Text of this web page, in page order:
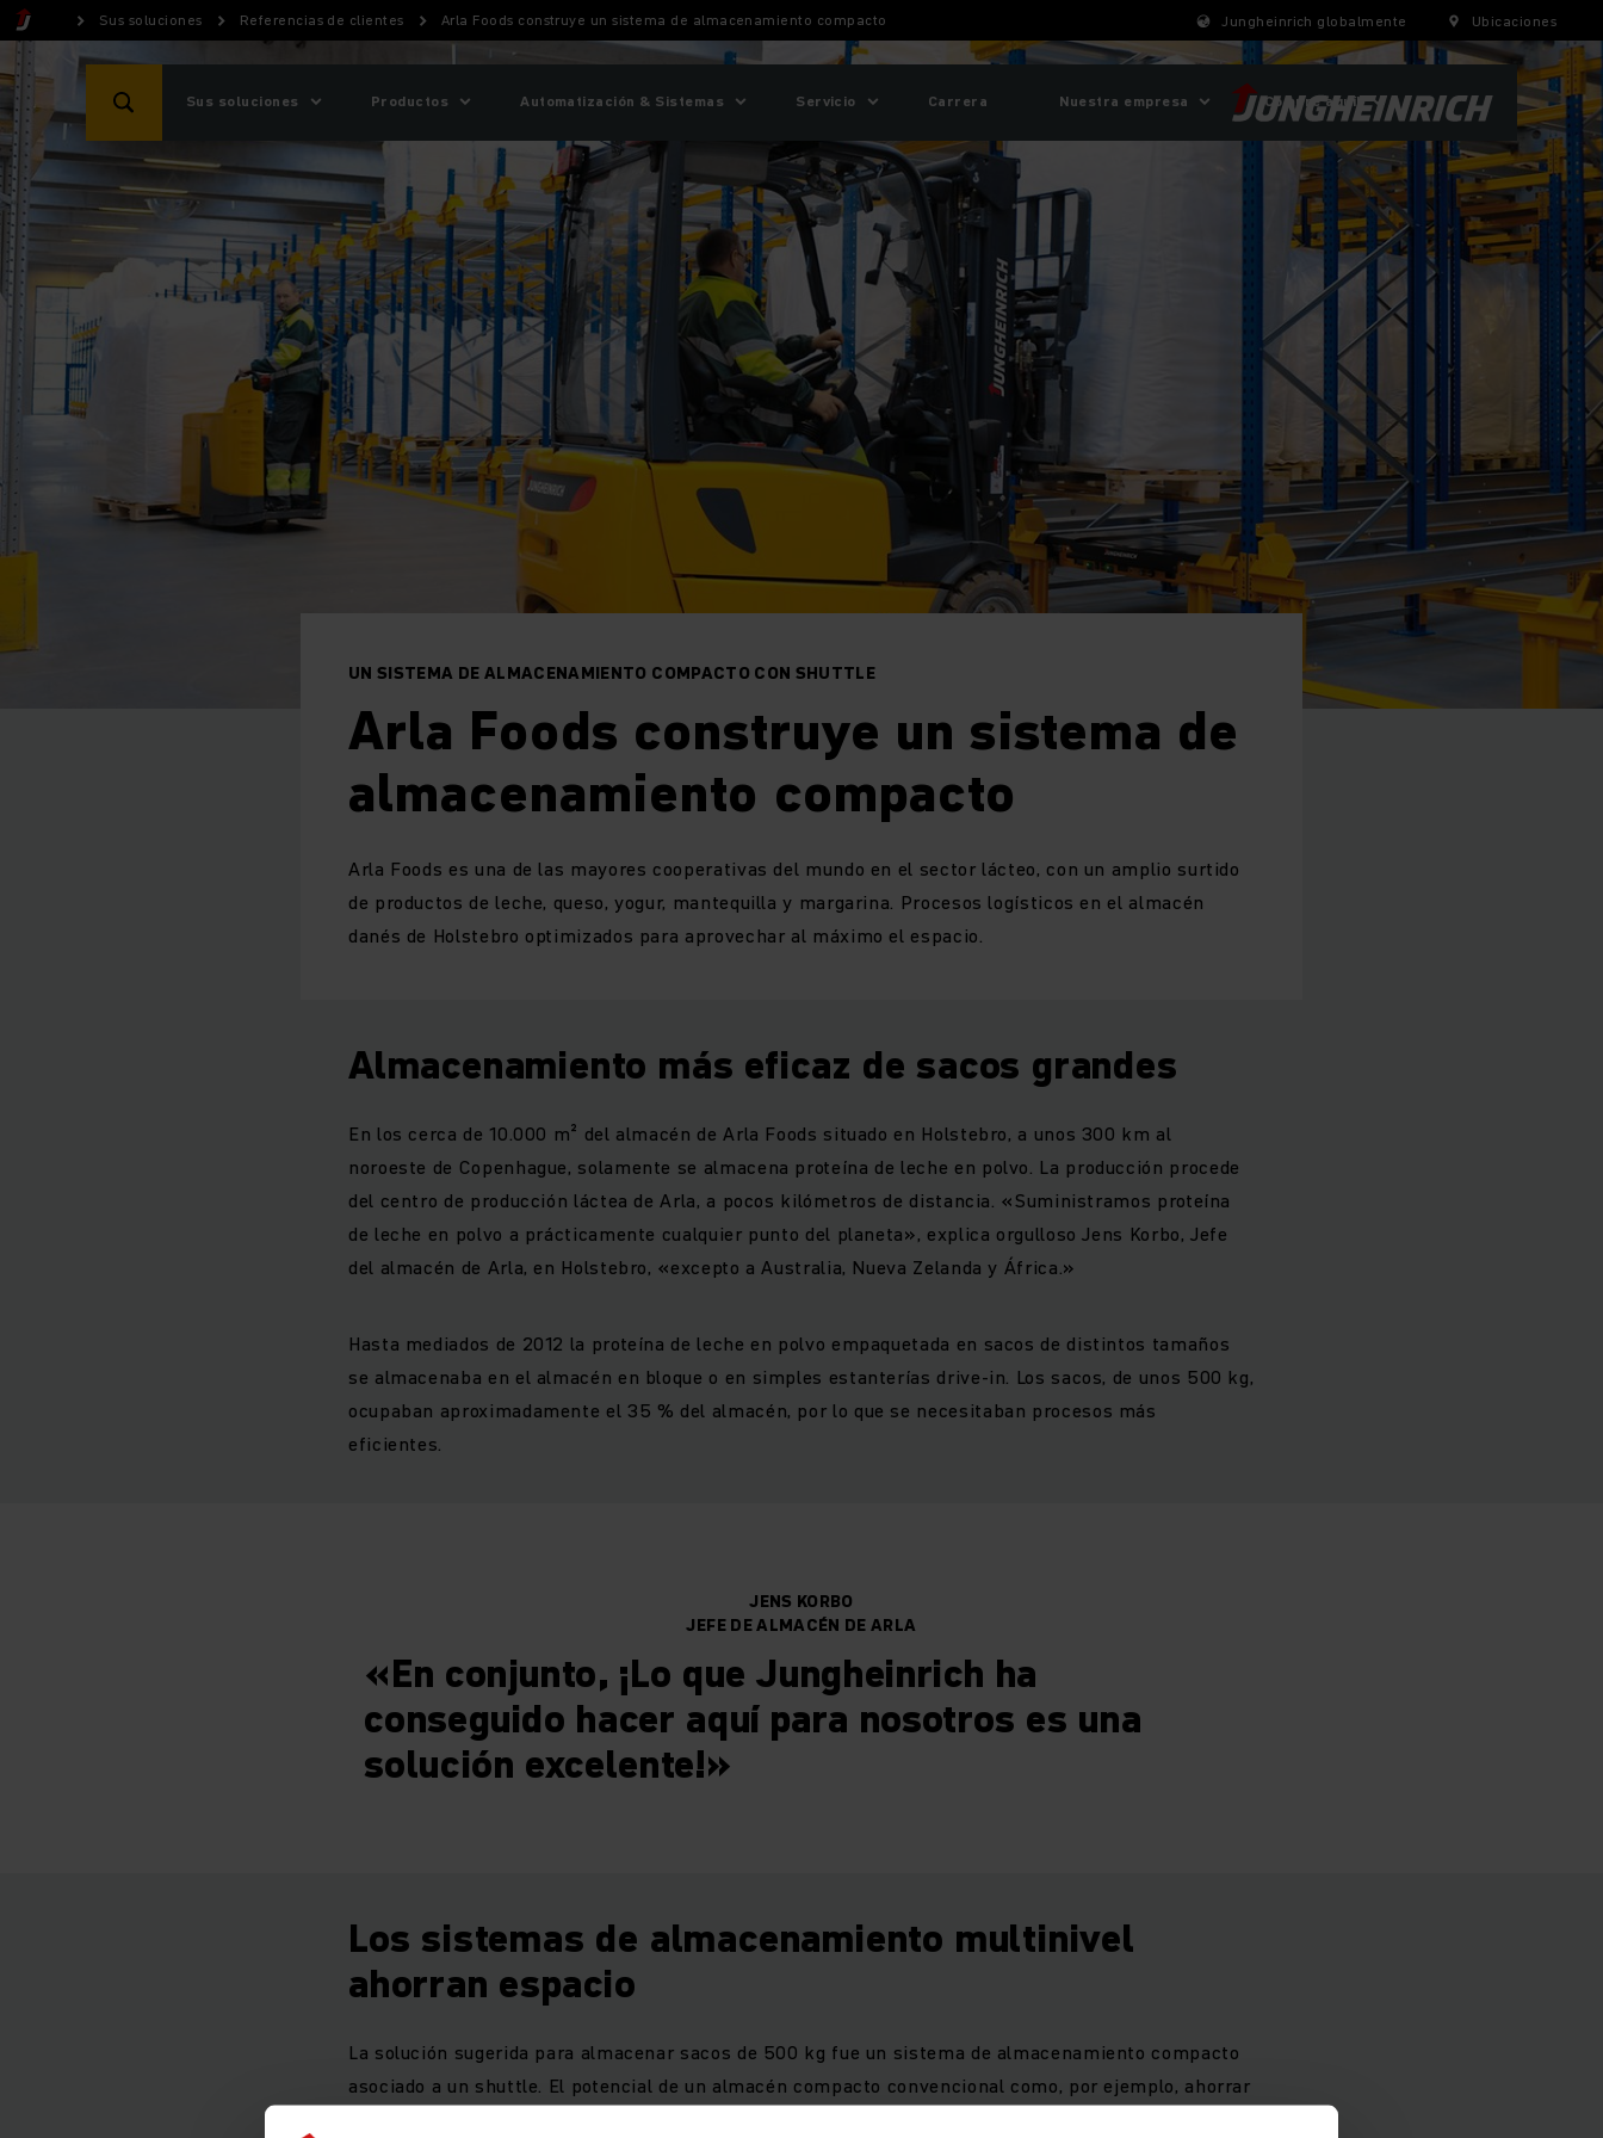
Sus soluciones Referencias de clientes Arla Foods construye un sistema de almacenamiento compacto Jungheinrich globalmente Ubicaciones
Sus soluciones Productos Automatización & Sistemas Servicio Carrera Nuestra empresa ¡Compre aquí!
UN SISTEMA DE ALMACENAMIENTO COMPACTO CON SHUTTLE
Arla Foods construye un sistema de
almacenamiento compacto
Arla Foods es una de las mayores cooperativas del mundo en el sector lácteo, con un amplio surtido
de productos de leche, queso, yogur, mantequilla y margarina. Procesos logísticos en el almacén
danés de Holstebro optimizados para aprovechar al máximo el espacio.
Almacenamiento más eficaz de sacos grandes
En los cerca de 10.000 m² del almacén de Arla Foods situado en Holstebro, a unos 300 km al
noroeste de Copenhague, solamente se almacena proteína de leche en polvo. La producción procede
del centro de producción láctea de Arla, a pocos kilómetros de distancia. «Suministramos proteína
de leche en polvo a prácticamente cualquier punto del planeta», explica orgulloso Jens Korbo, Jefe
del almacén de Arla, en Holstebro, «excepto a Australia, Nueva Zelanda y África.»
Hasta mediados de 2012 la proteína de leche en polvo empaquetada en sacos de distintos tamaños
se almacenaba en el almacén en bloque o en simples estanterías drive-in. Los sacos, de unos 500 kg,
ocupaban aproximadamente el 35 % del almacén, por lo que se necesitaban procesos más
eficientes.
JENS KORBO
JEFE DE ALMACÉN DE ARLA
«En conjunto, ¡Lo que Jungheinrich ha
conseguido hacer aquí para nosotros es una
solución excelente!»
Los sistemas de almacenamiento multinivel
ahorran espacio
La solución sugerida para almacenar sacos de 500 kg fue un sistema de almacenamiento compacto
asociado a un shuttle. El potencial de un almacén compacto convencional como, por ejemplo, ahorrar